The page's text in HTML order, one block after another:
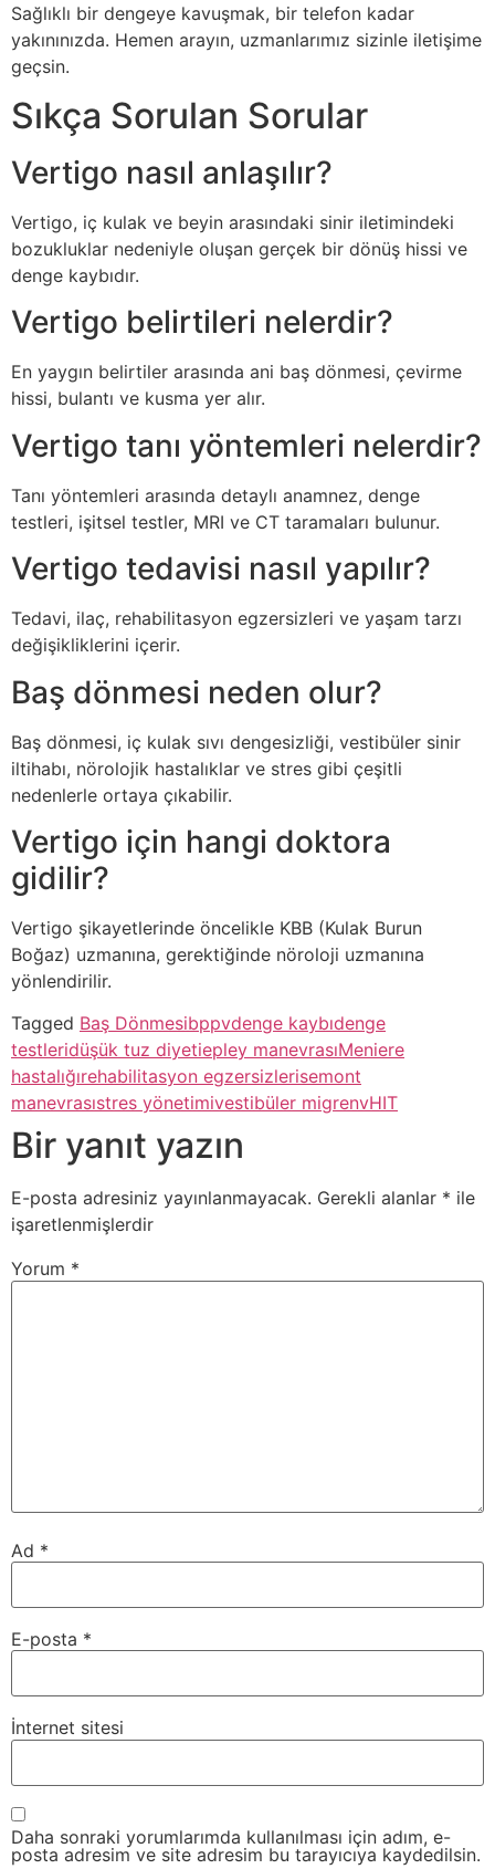
Sağlıklı bir dengeye kavuşmak, bir telefon kadar
yakınınızda. Hemen arayın, uzmanlarımız sizinle iletişime
geçsin.
Sıkça Sorulan Sorular
Vertigo nasıl anlaşılır?
Vertigo, iç kulak ve beyin arasındaki sinir iletimindeki
bozukluklar nedeniyle oluşan gerçek bir dönüş hissi ve
denge kaybıdır.
Vertigo belirtileri nelerdir?
En yaygın belirtiler arasında ani baş dönmesi, çevirme
hissi, bulantı ve kusma yer alır.
Vertigo tanı yöntemleri nelerdir?
Tanı yöntemleri arasında detaylı anamnez, denge
testleri, işitsel testler, MRI ve CT taramaları bulunur.
Vertigo tedavisi nasıl yapılır?
Tedavi, ilaç, rehabilitasyon egzersizleri ve yaşam tarzı
değişikliklerini içerir.
Baş dönmesi neden olur?
Baş dönmesi, iç kulak sıvı dengesizliği, vestibüler sinir
iltihabı, nörolojik hastalıklar ve stres gibi çeşitli
nedenlerle ortaya çıkabilir.
Vertigo için hangi doktora
gidilir?
Vertigo şikayetlerinde öncelikle KBB (Kulak Burun
Boğaz) uzmanına, gerektiğinde nöroloji uzmanına
yönlendirilir.
Tagged Baş Dönmesibppvdenge kaybıdenge
testleridüşük tuz diyetiepley manevrasıMeniere
hastalığırehabilitasyon egzersizlerisemont
manevrasıstres yönetimivestibüler migrenvHIT
Bir yanıt yazın
E-posta adresiniz yayınlanmayacak. Gerekli alanlar * ile
işaretlenmişlerdir
Yorum *
Ad *
E-posta *
İnternet sitesi
Daha sonraki yorumlarımda kullanılması için adım, e-
posta adresim ve site adresim bu tarayıcıya kaydedilsin.